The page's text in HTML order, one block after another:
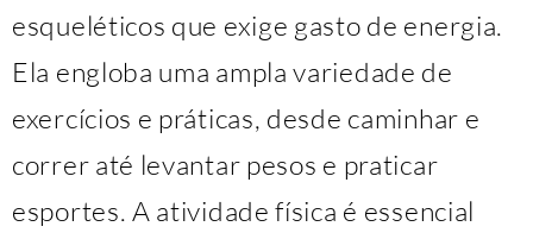
esqueléticos que exige gasto de energia.
Ela engloba uma ampla variedade de
exercícios e práticas, desde caminhar e
correr até levantar pesos e praticar
esportes. A atividade física é essencial